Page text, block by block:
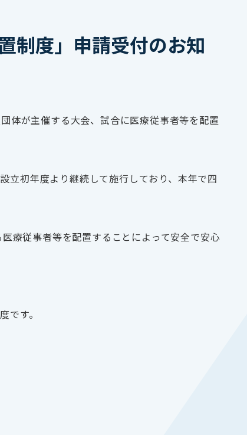
制度」申請受付のお知
体が主催する大会、試合に医療従事者等を配置
立初年度より継続して施行しており、本年で四
療従事者等を配置することによって安全で安心
です。